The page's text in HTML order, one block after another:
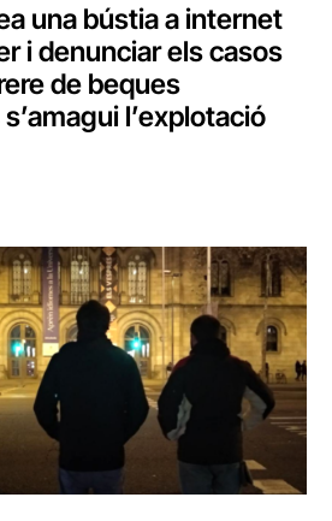
una bústia a internet
i denunciar els casos
de beques
l’explotació